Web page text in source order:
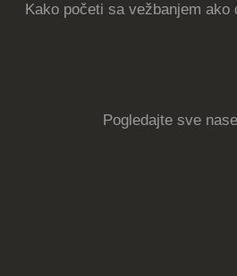
Kako početi sa vežbanjem
Pogledajte sve